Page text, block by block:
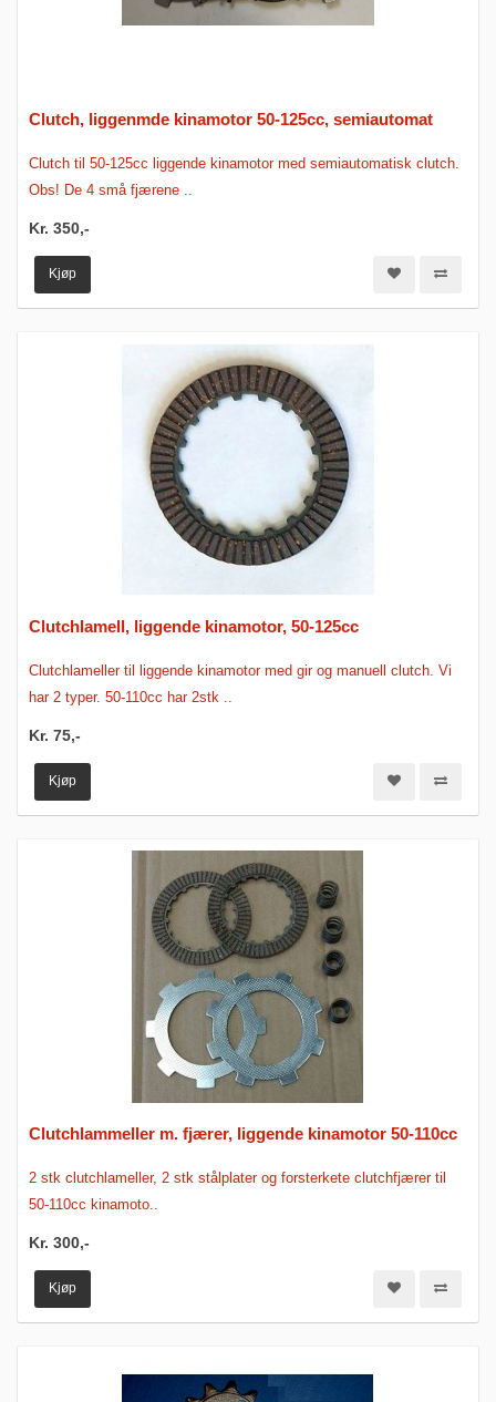
Clutch, liggenmde kinamotor 50-125cc, semiautomat
Clutch til 50-125cc liggende kinamotor med semiautomatisk clutch.
Obs! De 4 små fjærene ..
Kr. 350,-
Kjøp
Clutchlamell, liggende kinamotor, 50-125cc
Clutchlameller til liggende kinamotor med gir og manuell clutch. Vi
har 2 typer. 50-110cc har 2stk ..
Kr. 75,-
Kjøp
Clutchlammeller m. fjærer, liggende kinamotor 50-110cc
2 stk clutchlameller, 2 stk stålplater og forsterkete clutchfjærer til
50-110cc kinamoto..
Kr. 300,-
Kjøp